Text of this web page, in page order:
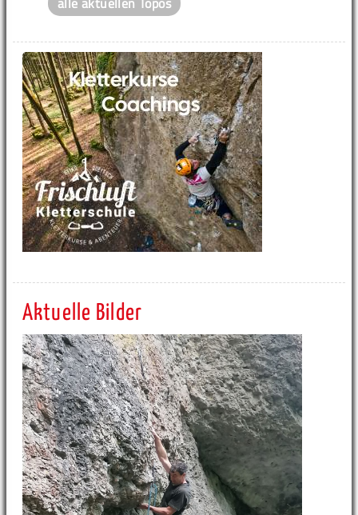
Aktuelle Bilder